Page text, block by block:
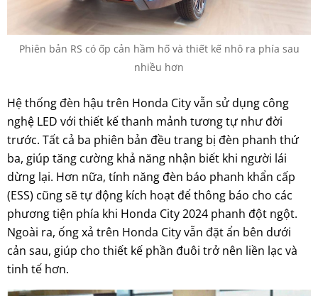
Phiên bản RS có ốp cản hầm hố và thiết kế nhô ra phía sau
nhiều hơn
Hệ thống đèn hậu trên Honda City vẫn sử dụng công
nghệ LED với thiết kế thanh mảnh tương tự như đời
trước. Tất cả ba phiên bản đều trang bị đèn phanh thứ
ba, giúp tăng cường khả năng nhận biết khi người lái
dừng lại. Hơn nữa, tính năng đèn báo phanh khẩn cấp
(ESS) cũng sẽ tự động kích hoạt để thông báo cho các
phương tiện phía khi Honda City 2024 phanh đột ngột.
Ngoài ra, ống xả trên Honda City vẫn đặt ẩn bên dưới
cản sau, giúp cho thiết kế phần đuôi trở nên liền lạc và
tinh tế hơn.